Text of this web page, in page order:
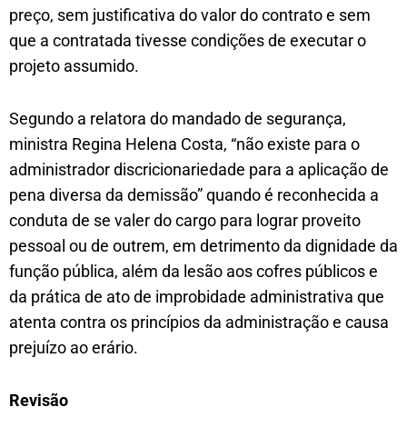
preço, sem justificativa do valor do contrato e sem
que a contratada tivesse condições de executar o
projeto assumido.
Segundo a relatora do mandado de segurança,
ministra Regina Helena Costa, “não existe para o
administrador discricionariedade para a aplicação de
pena diversa da demissão” quando é reconhecida a
conduta de se valer do cargo para lograr proveito
pessoal ou de outrem, em detrimento da dignidade da
função pública, além da lesão aos cofres públicos e
da prática de ato de improbidade administrativa que
atenta contra os princípios da administração e causa
prejuízo ao erário.
Revis​ão